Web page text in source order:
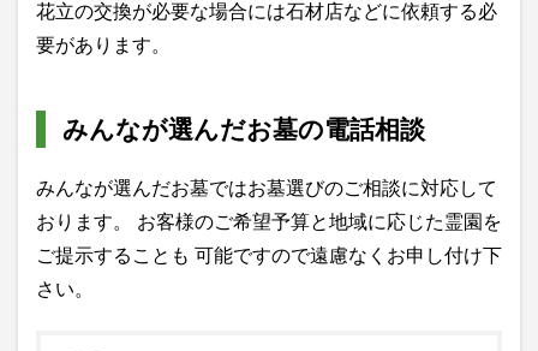
花立の交換が必要な場合には石材店などに依頼する必
要があります。
みんなが選んだお墓の電話相談
みんなが選んだお墓ではお墓選びのご相談に対応して
おります。 お客様のご希望予算と地域に応じた霊園を
ご提示することも 可能ですので遠慮なくお申し付け下
さい。